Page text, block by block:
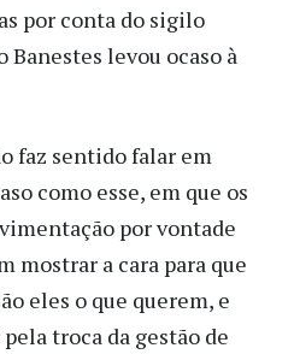
por conta do sigilo
Banestes levou ocaso à
faz sentido falar em
como esse, em que os
por vontade
mostrar a cara para que
eles o que querem, e
troca da gestão de